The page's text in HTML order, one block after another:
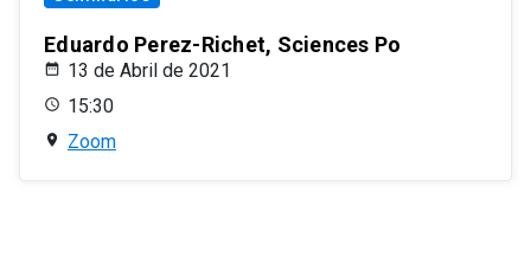
Eduardo Perez-Richet, Sciences Po
13 de Abril de 2021
15:30
Zoom